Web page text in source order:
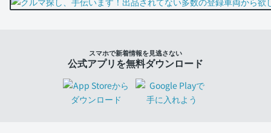
スマホで新着情報を見逃さない
公式アプリを無料ダウンロード